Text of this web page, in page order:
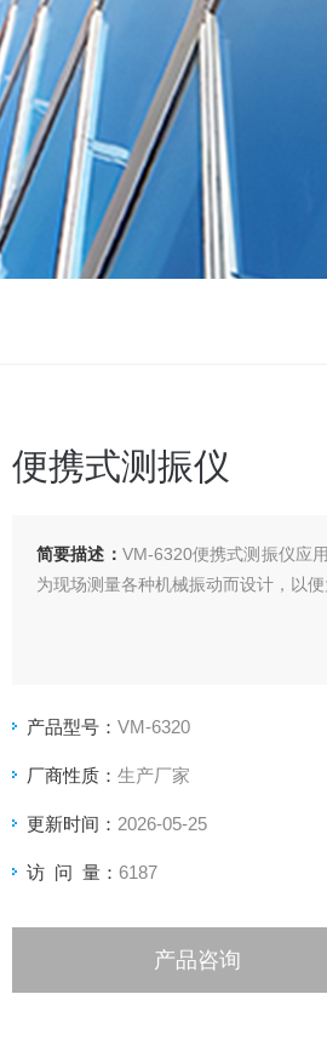
便携式测振仪
简要描述： VM-6320便携式测振仪应
为现场测量各种机械振动而设计，以
产品型号： VM-6320
厂商性质： 生产厂家
更新时间： 2026-05-25
访 问 量： 6187
产品咨询